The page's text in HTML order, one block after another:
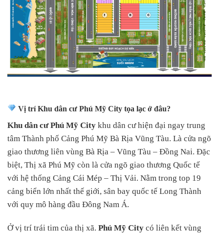
Vị trí Khu dân cư Phú Mỹ City tọa lạc ở đâu?
Khu dân cư Phú Mỹ City khu dân cư hiện đại ngay trung
tâm Thành phố Cảng Phú Mỹ Bà Rịa Vũng Tàu. Là cửa ngõ
giao thương liên vùng Bà Rịa – Vũng Tàu – Đồng Nai. Đặc
biệt, Thị xã Phú Mỹ còn là cửa ngõ giao thương Quốc tế
với hệ thống Cảng Cái Mép – Thị Vải. Nằm trong top 19
cảng biển lớn nhất thế giới, sân bay quốc tế Long Thành
với quy mô hàng đầu Đông Nam Á.
Ở vị trí trái tim của thị xã. Phú Mỹ City có liên kết vùng